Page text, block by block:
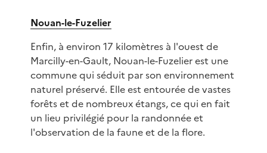
Nouan-le-Fuzelier
Enfin, à environ 17 kilomètres à l'ouest de
Marcilly-en-Gault, Nouan-le-Fuzelier est une
commune qui séduit par son environnement
naturel préservé. Elle est entourée de vastes
forêts et de nombreux étangs, ce qui en fait
un lieu privilégié pour la randonnée et
l'observation de la faune et de la flore.